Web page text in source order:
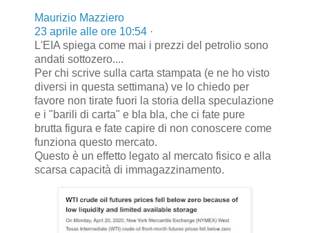
Maurizio Mazziero
23 aprile alle ore 10:54 ·
L'EIA spiega come mai i prezzi del petrolio sono
andati sottozero....
Per chi scrive sulla carta stampata (e ne ho visto
diversi in questa settimana) ve lo chiedo per
favore non tirate fuori la storia della speculazione
e i "barili di carta" e bla bla, che ci fate pure
brutta figura e fate capire di non conoscere come
funziona questo mercato.
Questo è un effetto legato al mercato fisico e alla
scarsa capacità di immagazzinamento.